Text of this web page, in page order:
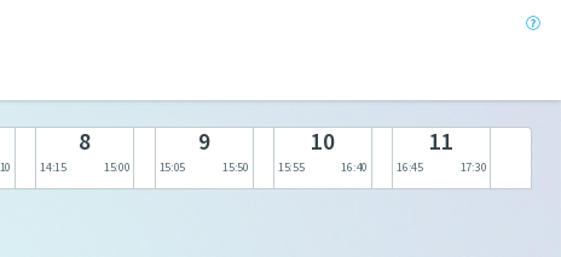
8
14:15 15:00
9
15:05 15:50
10
15:55 16:40
11
16:45 17:30